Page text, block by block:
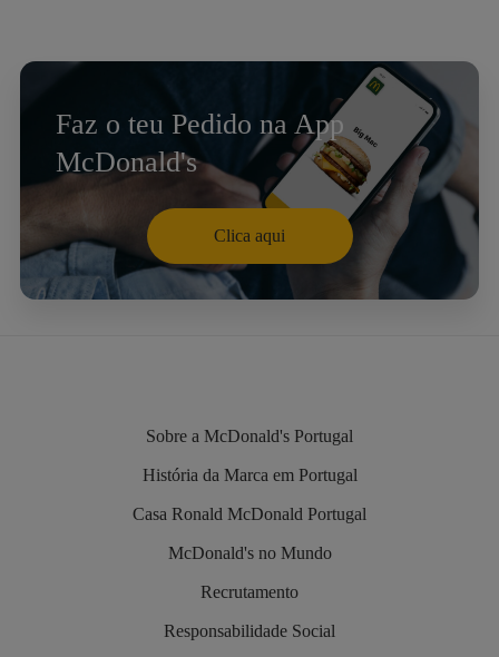
Faz o teu Pedido na App
McDonald's
Clica aqui
Sobre a McDonald's Portugal
História da Marca em Portugal
Casa Ronald McDonald Portugal
McDonald's no Mundo
Recrutamento
Responsabilidade Social